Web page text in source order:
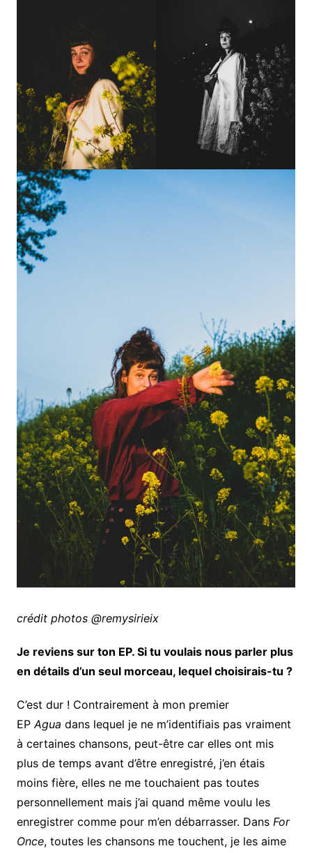
crédit photos @remysirieix
Je reviens sur ton EP. Si tu voulais nous parler plus
en détails d’un seul morceau, lequel choisirais-tu ?
C’est dur ! Contrairement à mon premier
EPAgua dans lequel je ne m’identifiais pas vraiment
à certaines chansons, peut-être car elles ont mis
plus de temps avant d’être enregistré, j’en étais
moins fière, elles ne me touchaient pas toutes
personnellement mais j’ai quand même voulu les
enregistrer comme pour m’en débarrasser. Dans For
Once, toutes les chansons me touchent, je les aime